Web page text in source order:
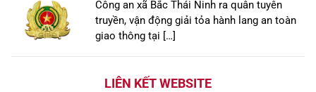
Công an xã Bắc Thái Ninh ra quân tuyên
truyền, vận động giải tỏa hành lang an toàn
giao thông tại […]
LIÊN KẾT WEBSITE